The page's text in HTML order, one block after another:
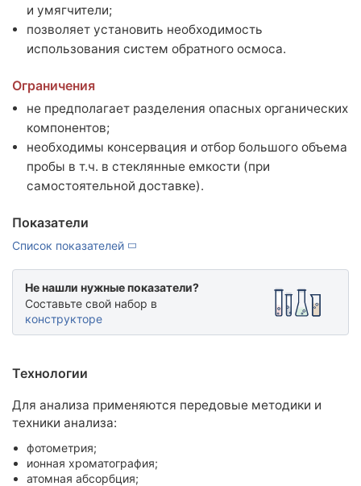
Новости
Условия работы и сотрудничества
Подтверждающие документы
Доставка
Оплата и возврат
Акции
Публичная оферта
Партнёрство
и умягчители;
позволяет установить необходимость
использования систем обратного осмоса.
Ограничения
не предполагает разделения опасных органических
компонентов;
необходимы консервация и отбор большого объема
пробы в т.ч. в стеклянные емкости (при
самостоятельной доставке).
Показатели
Список показателей
Не нашли нужные показатели?
Составьте свой набор в
конструкторе
Технологии
Для анализа применяются передовые методики и
техники анализа:
фотометрия;
ионная хроматография;
атомная абсорбция;